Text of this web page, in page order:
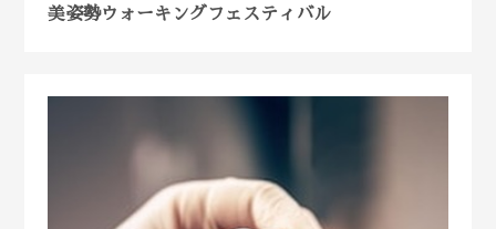
美姿勢ウォーキングフェスティバル